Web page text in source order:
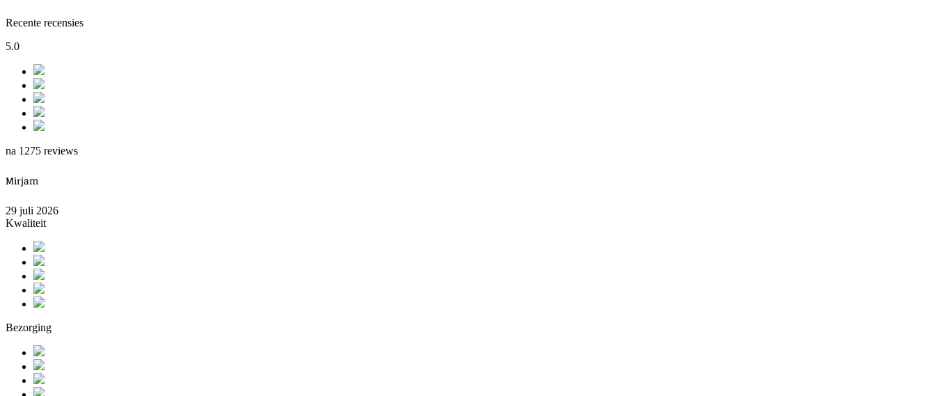
Recente recensies
5.0
na 1275 reviews
Mirjam
29 juli 2026
Kwaliteit
Bezorging